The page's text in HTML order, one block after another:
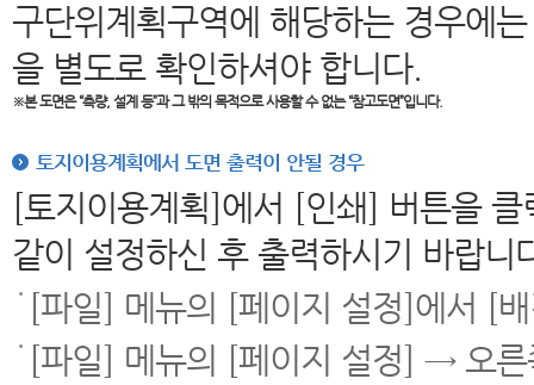
구단위계획구역에 해당하는 경우에
을 별도로 확인하셔야 합니다.
※본 도면은“측량, 설계 등”과 그 밖의 목적으로 사용할 수 없는 “참고도면”입니다.
토지이용계획에서 도면 출력이 안될 경우
[토지이용계획]에서 [인쇄] 버튼을
같이 설정하신 후 출력하시기 바랍니
[파일] 메뉴의 [페이지 설정]에서 [
[파일] 메뉴의 [페이지 설정] → 오